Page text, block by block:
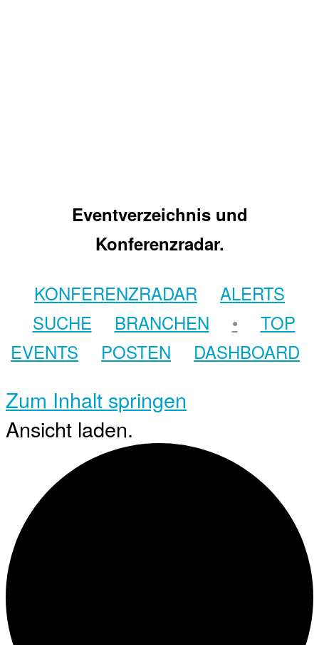
Eventverzeichnis und
Konferenzradar.
KONFERENZRADAR
ALERTS
SUCHE
BRANCHEN •
TOP
EVENTS
POSTEN DASHBOARD
Zum Inhalt springen
Ansicht laden.